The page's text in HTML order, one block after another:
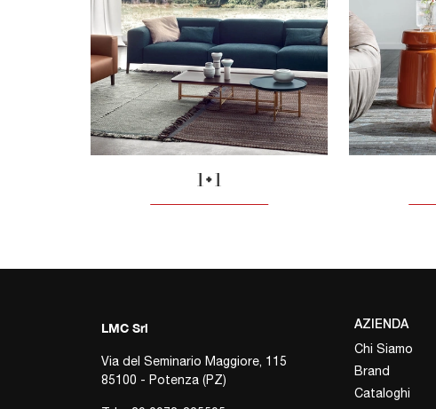
1+1
LMC Srl
Via del Seminario Maggiore, 115
85100 - Potenza (PZ)
AZIENDA
Chi Siamo
Brand
Cataloghi